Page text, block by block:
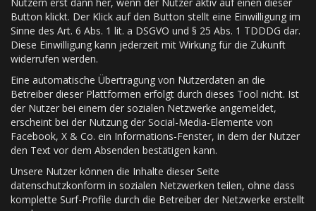
Button klickt. Der Klick auf den Button stellt eine Einwilligung im
Sinne des Art. 6 Abs. 1 lit. a DSGVO und § 25 Abs. 1 TDDDG dar.
Diese Einwilligung kann jederzeit mit Wirkung für die Zukunft
widerrufen werden.
Eine automatische Übertragung von Nutzerdaten an die
Betreiber dieser Plattformen erfolgt durch dieses Tool nicht. Ist
der Nutzer bei einem der sozialen Netzwerke angemeldet,
erscheint bei der Nutzung der Social-Media-Elemente von
Facebook, X & Co. ein Informations-Fenster, in dem der Nutzer
den Text vor dem Absenden bestätigen kann.
Unsere Nutzer können die Inhalte dieser Seite
datenschutzkonform in sozialen Netzwerken teilen, ohne dass
komplette Surf-Profile durch die Betreiber der Netzwerke erstellt